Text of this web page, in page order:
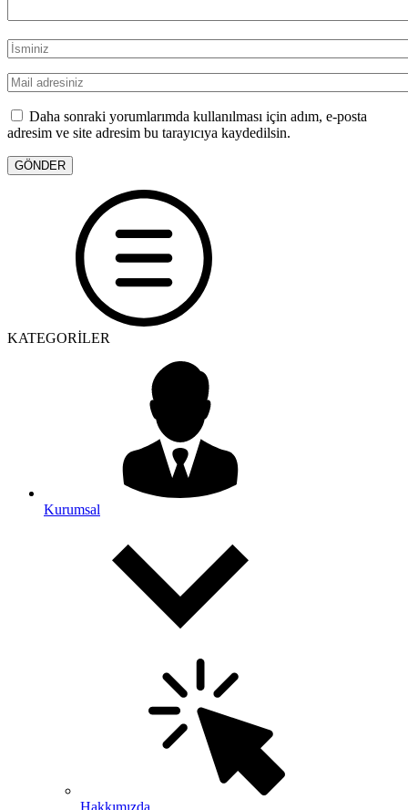
Daha sonraki yorumlarımda kullanılması için adım, e-posta
adresim ve site adresim bu tarayıcıya kaydedilsin.
KATEGORİLER
Kurumsal
Hakkımızda